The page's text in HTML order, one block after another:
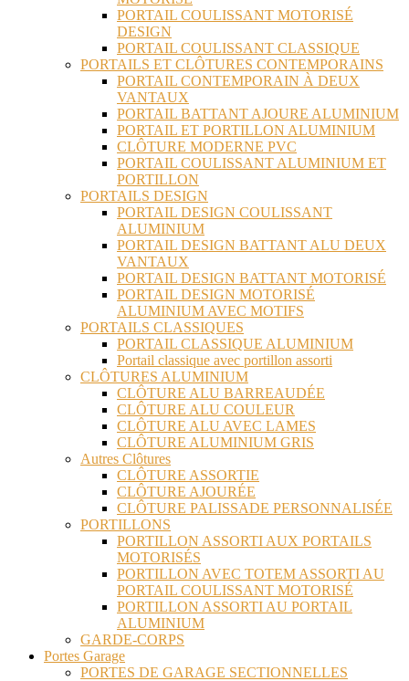
PORTAIL COULISSANT MOTORISÉ
DESIGN
PORTAIL COULISSANT CLASSIQUE
PORTAILS ET CLÔTURES CONTEMPORAINS
PORTAIL CONTEMPORAIN À DEUX
VANTAUX
PORTAIL BATTANT AJOURE ALUMINIUM
PORTAIL ET PORTILLON ALUMINIUM
CLÔTURE MODERNE PVC
PORTAIL COULISSANT ALUMINIUM ET
PORTILLON
PORTAILS DESIGN
PORTAIL DESIGN COULISSANT
ALUMINIUM
PORTAIL DESIGN BATTANT ALU DEUX
VANTAUX
PORTAIL DESIGN BATTANT MOTORISÉ
PORTAIL DESIGN MOTORISÉ
ALUMINIUM AVEC MOTIFS
PORTAILS CLASSIQUES
PORTAIL CLASSIQUE ALUMINIUM
Portail classique avec portillon assorti
CLÔTURES ALUMINIUM
CLÔTURE ALU BARREAUDÉE
CLÔTURE ALU COULEUR
CLÔTURE ALU AVEC LAMES
CLÔTURE ALUMINIUM GRIS
Autres Clôtures
CLÔTURE ASSORTIE
CLÔTURE AJOURÉE
CLÔTURE PALISSADE PERSONNALISÉE
PORTILLONS
PORTILLON ASSORTI AUX PORTAILS
MOTORISÉS
PORTILLON AVEC TOTEM ASSORTI AU
PORTAIL COULISSANT MOTORISÉ
PORTILLON ASSORTI AU PORTAIL
ALUMINIUM
GARDE-CORPS
Portes Garage
PORTES DE GARAGE SECTIONNELLES